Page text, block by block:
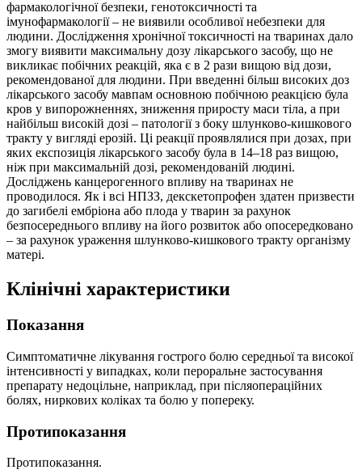
фармакологічної безпеки, генотоксичності та
імунофармакології – не виявили особливої небезпеки для
людини. Дослідження хронічної токсичності на тваринах дало
змогу виявити максимальну дозу лікарського засобу, що не
викликає побічних реакцій, яка є в 2 рази вищою від дози,
рекомендованої для людини. При введенні більш високих доз
лікарського засобу мавпам основною побічною реакцією була
кров у випорожненнях, зниження приросту маси тіла, а при
найбільш високій дозі – патології з боку шлунково-кишкового
тракту у вигляді ерозій. Ці реакції проявлялися при дозах, при
яких експозиція лікарського засобу була в 14–18 раз вищою,
ніж при максимальній дозі, рекомендованій людині.
Досліджень канцерогенного впливу на тваринах не
проводилося. Як і всі НПЗЗ, декскетопрофен здатен призвести
до загибелі ембріона або плода у тварин за рахунок
безпосереднього впливу на його розвиток або опосередковано
– за рахунок ураження шлунково-кишкового тракту організму
матері.
Клінічні характеристики
Показання
Симптоматичне лікування гострого болю середньої та високої
інтенсивності у випадках, коли пероральне застосування
препарату недоцільне, наприклад, при післяопераційних
болях, ниркових коліках та болю у попереку.
Протипоказання
Протипоказання.